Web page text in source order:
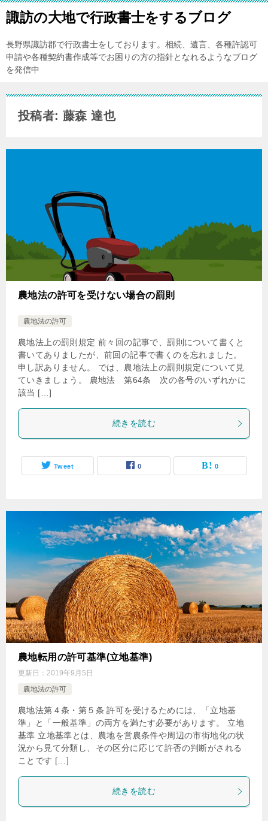
諏訪の大地で行政書士をするブログ
長野県諏訪郡で行政書士をしております。相続、遺言、各種許認可
申請や各種契約書作成等でお困りの方の指針となれるようなブログ
を発信中
投稿者: 藤森 達也
農地法の許可を受けない場合の罰則
農地法の許可
農地法上の罰則規定 前々回の記事で、罰則について書くと
書いてありましたが、前回の記事で書くのを忘れました。
申し訳ありません。 では、農地法上の罰則規定について見
ていきましょう。 農地法 第64条 次の各号のいずれかに
該当 […]
続きを読む
Tweet 0 0
農地転用の許可基準(立地基準)
更新日： 2019年9月5日
農地法の許可
農地法第４条・第５条 許可を受けるためには、「立地基
準」と「一般基準」の両方を満たす必要があります。 立地
基準 立地基準とは、農地を営農条件や周辺の市街地化の状
況から見て分類し、その区分に応じて許否の判断がされる
ことです […]
続きを読む